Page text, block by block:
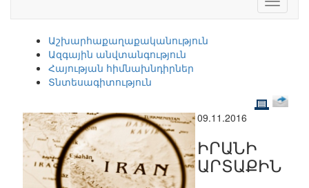
Աշխարհաքաղաքականություն
Ազգային անվտանգություն
Հայության հիմնախնդիրներ
Տնտեսագիտություն
09.11.2016
ԻՐԱՆԻ
ԱՐՏԱՔԻՆ